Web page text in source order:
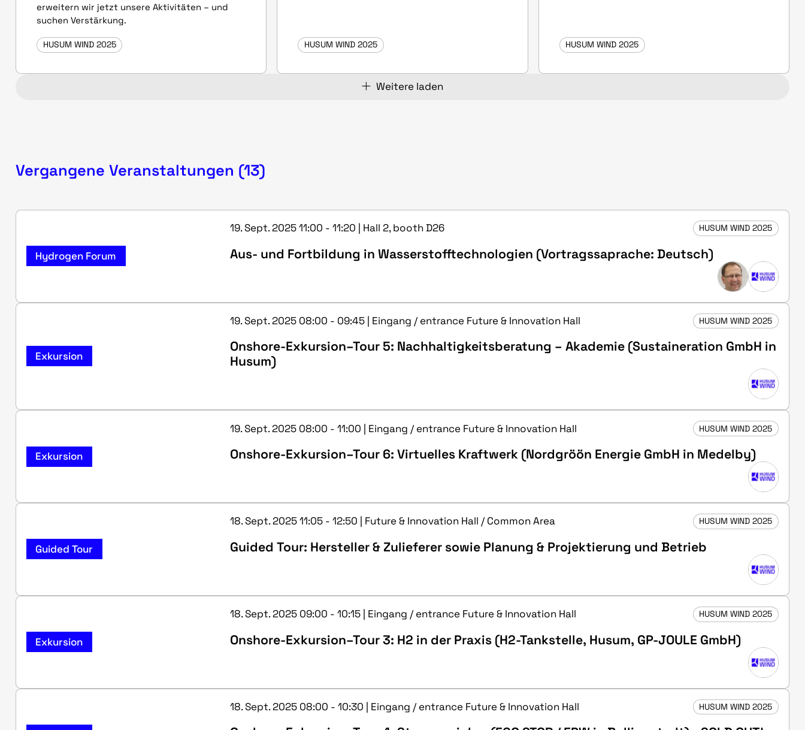
erweitern wir jetzt unsere Aktivitäten – und
suchen Verstärkung.
HUSUM WIND 2025 HUSUM WIND 2025 HUSUM WIND 2025
Weitere laden
Vergangene Veranstaltungen (13)
Hydrogen Forum
19. Sept. 2025 11:00 - 11:20 | Hall 2, booth D26 HUSUM WIND 2025
Aus- und Fortbildung in Wasserstofftechnologien (Vortragssaprache: Deutsch)
Exkursion
19. Sept. 2025 08:00 - 09:45 | Eingang / entrance Future & Innovation Hall HUSUM WIND 2025
Onshore-Exkursion–Tour 5: Nachhaltigkeitsberatung – Akademie (Sustaineration GmbH in
Husum)
Exkursion
19. Sept. 2025 08:00 - 11:00 | Eingang / entrance Future & Innovation Hall HUSUM WIND 2025
Onshore-Exkursion–Tour 6: Virtuelles Kraftwerk (Nordgröön Energie GmbH in Medelby)
Guided Tour
18. Sept. 2025 11:05 - 12:50 | Future & Innovation Hall / Common Area HUSUM WIND 2025
Guided Tour: Hersteller & Zulieferer sowie Planung & Projektierung und Betrieb
Exkursion
18. Sept. 2025 09:00 - 10:15 | Eingang / entrance Future & Innovation Hall HUSUM WIND 2025
Onshore-Exkursion–Tour 3: H2 in der Praxis (H2-Tankstelle, Husum, GP-JOULE GmbH)
18. Sept. 2025 08:00 - 10:30 | Eingang / entrance Future & Innovation Hall HUSUM WIND 2025